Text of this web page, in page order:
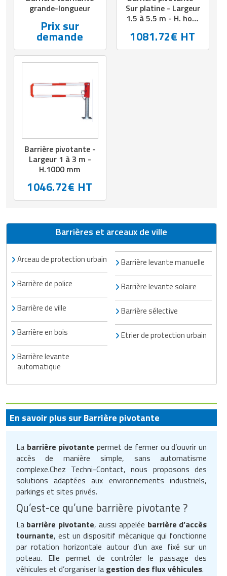
Barrières et arceaux de ville
Arceau de protection urbain
Barrière de police
Barrière de ville
Barrière en bois
Barrière levante
automatique
Barrière levante manuelle
Barrière levante solaire
Barrière sélective
Etrier de protection urbain
grande-longueur
Prix sur
demande
Sur platine - Largeur
1.5 à 5.5 m - H. hors
1081.72€ HT
Barrière pivotante -
Largeur 1 à 3 m -
H.1000 mm
1046.72€ HT
En savoir plus sur Barrière pivotante
La barrière pivotante permet de fermer ou d’ouvrir un
accès de manière simple, sans automatisme
complexe.Chez Techni-Contact, nous proposons des
solutions adaptées aux environnements industriels,
parkings et sites privés.
Qu’est-ce qu’une barrière pivotante ?
La barrière pivotante, aussi appelée barrière d’accès
tournante, est un dispositif mécanique qui fonctionne
par rotation horizontale autour d’un axe fixé sur un
poteau. Elle permet de contrôler le passage des
véhicules et d’organiser la gestion des flux véhicules.